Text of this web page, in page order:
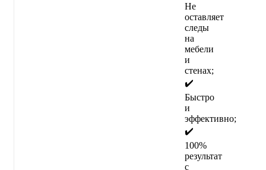
Не
оставляет
следы
на
мебели
и
стенах;
✔️
Быстро
и
эффективно;
✔️
100%
результат
с